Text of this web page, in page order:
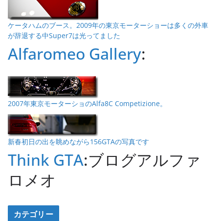
ケータハムのブース。2009年の東京モーターショーは多くの外車
が辞退する中Super7は光ってました
Alfaromeo Gallery:
2007年東京モーターショのAlfa8C Competizione。
新春初日の出を眺めながら156GTAの写真です
Think GTA:ブログアルファ
ロメオ
カテゴリー